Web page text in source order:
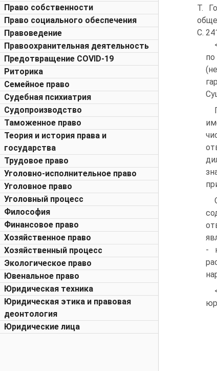
Право собственности
Право социального обеспечения
Правоведение
Правоохранительная деятельность
Предотвращение COVID-19
Риторика
Семейное право
Судебная психиатрия
Судопроизводство
Таможенное право
Теория и история права и
государства
Трудовое право
Уголовно-исполнительное право
Уголовное право
Уголовный процесс
Философия
Финансовое право
Хозяйственное право
Хозяйственный процесс
Экологическое право
Ювенальное право
Юридическая техника
Юридическая этика и правовая
деонтология
Юридические лица
Т.
С.
-